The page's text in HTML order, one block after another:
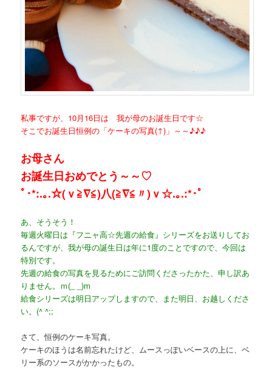
私事ですが、10月16日は 我が母のお誕生日です☆
そこでお誕生日恒例の「ケーキの写真(↑)」～～♪♪♪
お母さん
お誕生日おめでとう～～♡
ﾟ･*:.｡.☆(ｖ≧∇≦)八(≧∇≦〃)ｖ☆.｡.:*･ﾟ
あ、そうそう！
毎週火曜日は『フニャ高☆先週の給食』シリーズをお送りしてお
るんですが、我が母の誕生日は年に1度のことですので、今回は
特別です。
先週の給食の写真を見るためにご訪問くださったかた、申し訳あ
りません。ｍ(_ _)m
給食シリーズは明日アップしますので、また明日、お越しくださ
い。(^ ^;;
さて、恒例のケーキ写真。
ケーキのほうは名前忘れたけど、ムースっぽいベースの上に、ベ
リー系のソースがかかったもの。